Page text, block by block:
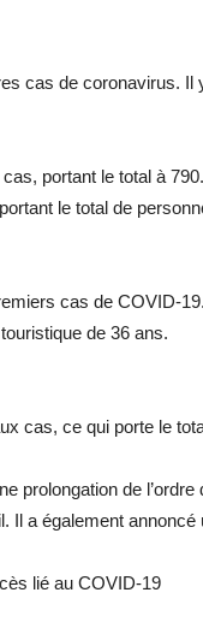
cas de coronavirus.
portant le total à
le total de
cas de COVID-
de 36 ans.
cas, ce qui porte le
prolongation de
Il a également
lié au COVID-19